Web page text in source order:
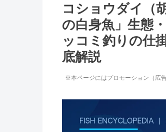
コショウダイ（
の白身魚」生態
ッコミ釣りの仕
底解説
※本ページにはプロモーション（広